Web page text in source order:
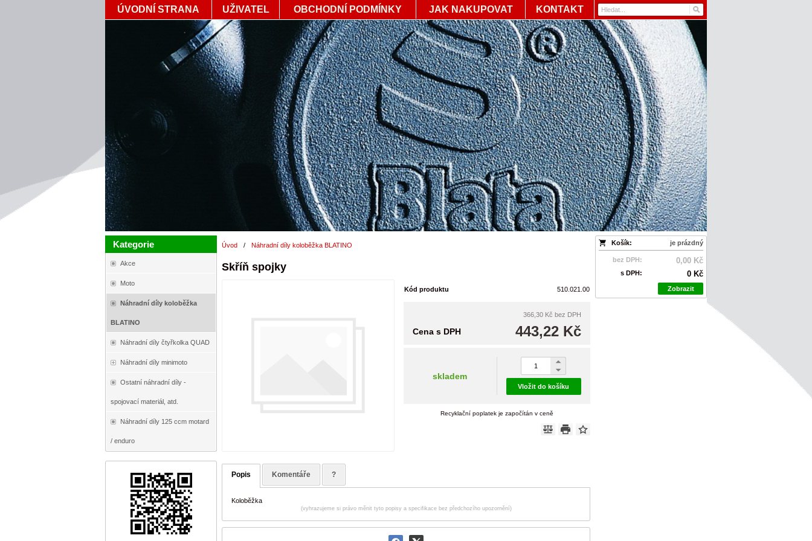
ÚVODNÍ STRANA UŽIVATEL OBCHODNÍ PODMÍNKY JAK NAKUPOVAT KONTAKT
Kategorie
Akce
Moto
Náhradní díly koloběžka
BLATINO
Náhradní díly čtyřkolka QUAD
Náhradní díly minimoto
Ostatní náhradní díly -
spojovací materiál, atd.
Náhradní díly 125 ccm motard
/ enduro
Košík: je prázdný
bez DPH: 0,00 Kč
s DPH: 0 Kč
Zobrazit
Úvod / Náhradní díly koloběžka BLATINO
Skříň spojky
Kód produktu 510.021.00
366,30 Kč bez DPH
443,22 Kč
Cena s DPH
skladem
Vložit do košíku
Recyklační poplatek je započítán v ceně
Popis Komentáře ?
Koloběžka
(vyhrazujeme si právo měnit tyto popisy a specifikace bez předchozího upozornění)